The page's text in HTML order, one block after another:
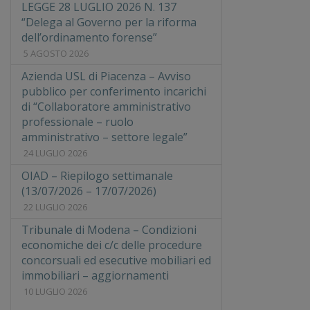
LEGGE 28 LUGLIO 2026 N. 137
“Delega al Governo per la riforma
dell’ordinamento forense”
5 AGOSTO 2026
Azienda USL di Piacenza – Avviso
pubblico per conferimento incarichi
di “Collaboratore amministrativo
professionale – ruolo
amministrativo – settore legale”
24 LUGLIO 2026
OIAD – Riepilogo settimanale
(13/07/2026 – 17/07/2026)
22 LUGLIO 2026
Tribunale di Modena – Condizioni
economiche dei c/c delle procedure
concorsuali ed esecutive mobiliari ed
immobiliari – aggiornamenti
10 LUGLIO 2026